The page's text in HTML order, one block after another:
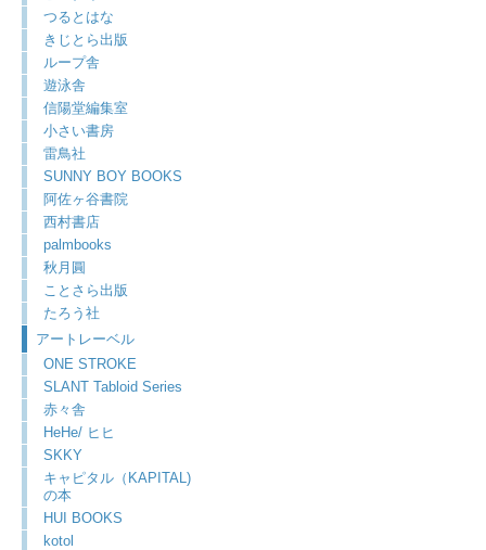
つるとはな
きじとら出版
ループ舎
遊泳舎
信陽堂編集室
小さい書房
雷鳥社
SUNNY BOY BOOKS
阿佐ヶ谷書院
西村書店
palmbooks
秋月圓
ことさら出版
たろう社
アートレーベル
ONE STROKE
SLANT Tabloid Series
赤々舎
HeHe/ ヒヒ
SKKY
キャピタル（KAPITAL)
の本
HUI BOOKS
kotol